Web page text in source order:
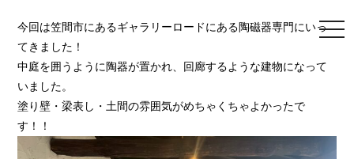
今回は笠間市にあるギャラリーロードにある陶磁器専門にいっ
てきました！
中庭を囲うように陶器が置かれ、回廊するような建物になって
いました。
塗り壁・梁表し・土間の雰囲気がめちゃくちゃよかったで
す！！